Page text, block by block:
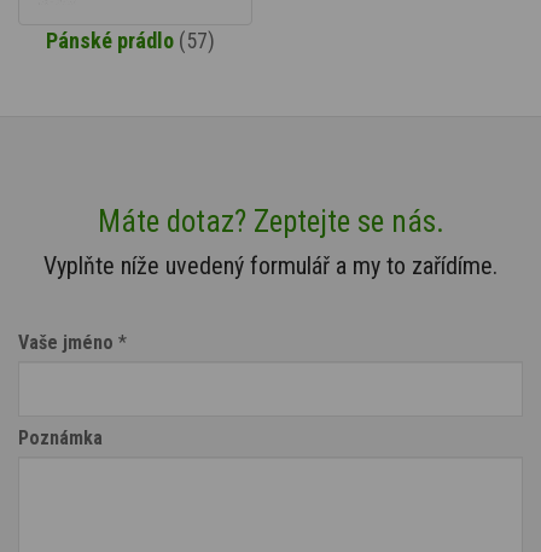
Pánské prádlo (57)
Máte dotaz? Zeptejte se nás.
Vyplňte níže uvedený formulář a my to zařídíme.
Vaše jméno *
Poznámka